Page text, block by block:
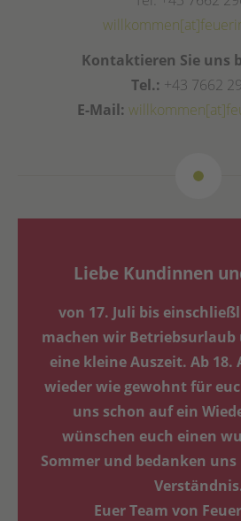
Kontaktieren Sie uns
Tel.: +43 7662
E-Mail:
Liebe Kundinnen
von 17. Juli bis
machen wir Betriebsurlaub
eine kleine Auszeit. Ab
wieder wie gewohnt für
uns schon auf ein
wünschen euch einen
Sommer und bedanken
Euer Team von